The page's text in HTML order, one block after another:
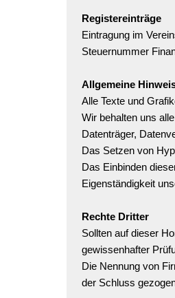
Registereinträge
Eintragung im
Steuernummer
Allgemeine
Alle Texte und
Wir behalten uns
Datenträger,
Das Setzen von
Das Einbinden
Eigenständigkeit
Rechte Dritter
Sollten auf dieser
gewissenhafter
Die Nennung von
der Schluss